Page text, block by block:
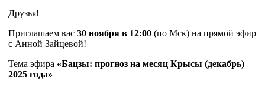
Друзья!
Приглашаем вас 30 ноября в 12:00 (по Мск) на прямой эфир
с Анной Зайцевой!
Тема эфира «Бацзы: прогноз на месяц Крысы (декабрь)
2025 года»